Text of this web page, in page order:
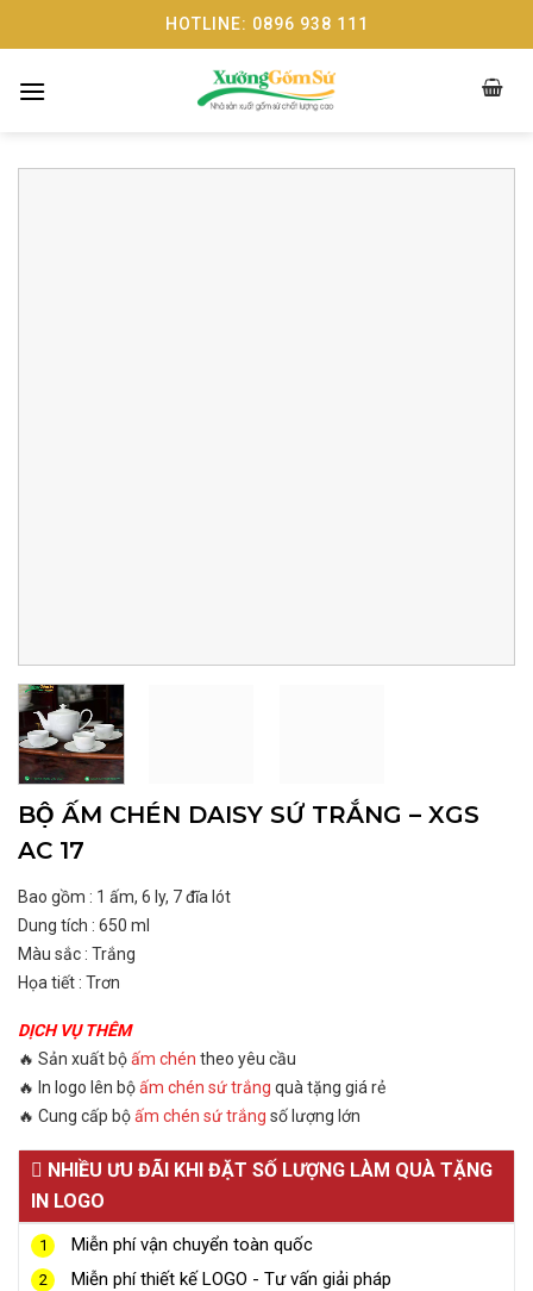
to
HOTLINE: 0896 938 111
BỘ ẤM CHÉN DAISY SỨ TRẮNG – XGS
AC 17
Bao gồm : 1 ấm, 6 ly, 7 đĩa lót
Dung tích : 650 ml
Màu sắc : Trắng
Họa tiết : Trơn
DỊCH VỤ THÊM
🔥 Sản xuất bộấm chén theo yêu cầu
🔥 In logo lên bộấm chén sứ trắng quà tặng giá rẻ
🔥 Cung cấp bộấm chén sứ trắng số lượng lớn
NHIỀU ƯU ĐÃI KHI ĐẶT SỐ LƯỢNG LÀM QUÀ TẶNG
IN LOGO
1 Miễn phí vận chuyển toàn quốc
2 Miễn phí thiết kế LOGO - Tư vấn giải pháp